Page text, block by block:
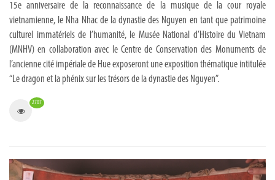
15e anniversaire de la reconnaissance de la musique de la cour royale
vietnamienne, le Nha Nhac de la dynastie des Nguyen en tant que patrimoine
culturel immatériels de l’humanité, le Musée National d’Histoire du Vietnam
(MNHV) en collaboration avec le Centre de Conservation des Monuments de
l’ancienne cité impériale de Hue exposeront une exposition thématique intitulée
“Le dragon et la phénix sur les trésors de la dynastie des Nguyen”.
2707